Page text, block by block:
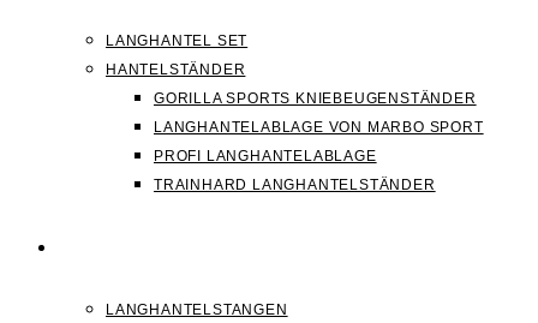
LANGHANTEL SET
HANTELSTÄNDER
GORILLA SPORTS KNIEBEUGENSTÄNDER
LANGHANTELABLAGE VON MARBO SPORT
PROFI LANGHANTELABLAGE
TRAINHARD LANGHANTELSTÄNDER
LANGHANTELSTANGEN